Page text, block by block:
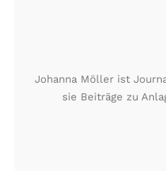
Johanna Möller ist
sie Beiträge zu